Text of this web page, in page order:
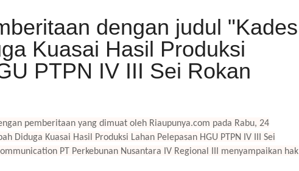
dengan judul "Kades
Kuasai Hasil Produksi
PTPN IV III Sei Rokan
pemberitaan yang dimuat oleh Riaupunya.com pada Rabu, 24
Diduga Kuasai Hasil Produksi Lahan Pelepasan HGU PTPN IV III Sei
PT Perkebunan Nusantara IV Regional III menyampaikan hak